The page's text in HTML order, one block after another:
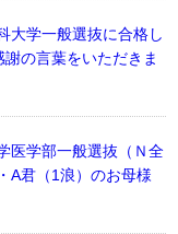
大学一般選抜に合格し
の言葉をいただきま
医学部一般選抜（Ｎ全
A君（1浪）のお母様